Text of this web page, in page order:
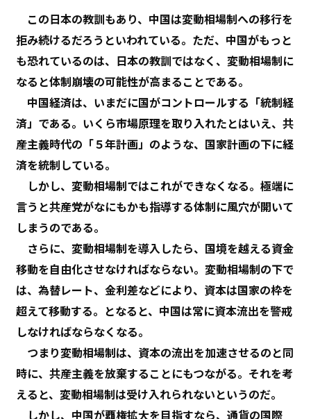
この日本の教訓もあり、中国は変動相場制への移行を
拒み続けるだろうといわれている。ただ、中国がもっと
も恐れているのは、日本の教訓ではなく、変動相場制に
なると体制崩壊の可能性が高まることである。
中国経済は、いまだに国がコントロールする「統制経
済」である。いくら市場原理を取り入れたとはいえ、共
産主義時代の「５年計画」のような、国家計画の下に経
済を統制している。
しかし、変動相場制ではこれができなくなる。極端に
言うと共産党がなにもかも指導する体制に風穴が開いて
しまうのである。
さらに、変動相場制を導入したら、国境を越える資金
移動を自由化させなければならない。変動相場制の下で
は、為替レート、金利差などにより、資本は国家の枠を
超えて移動する。となると、中国は常に資本流出を警戒
しなければならなくなる。
つまり変動相場制は、資本の流出を加速させるのと同
時に、共産主義を放棄することにもつながる。それを考
えると、変動相場制は受け入れられないというのだ。
しかし、中国が覇権拡大を目指すなら、通貨の国際